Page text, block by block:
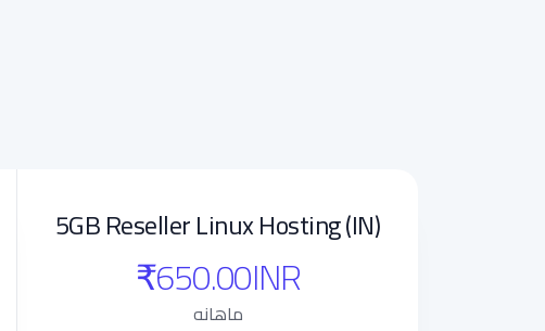
5GB Reseller Linux Hosting (IN)
₹650.00INR
ماهانه